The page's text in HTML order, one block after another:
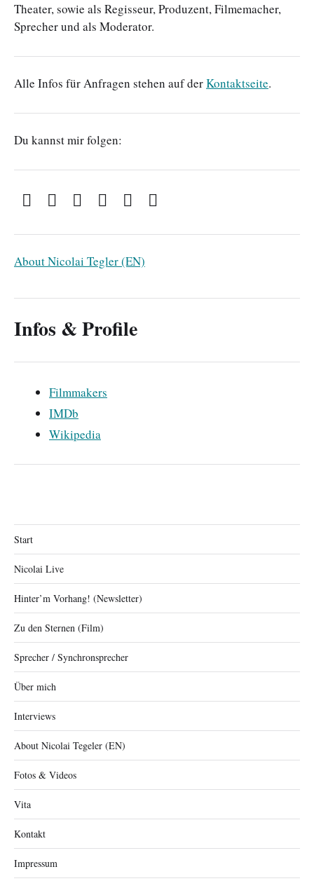
Theater, sowie als Regisseur, Produzent, Filmemacher,
Sprecher und als Moderator.
Alle Infos für Anfragen stehen auf derKontaktseite.
Du kannst mir folgen:
About Nicolai Tegler (EN)
Infos & Profile
Filmmakers
IMDb
Wikipedia
Start
Nicolai Live
Hinter’m Vorhang! (Newsletter)
Zu den Sternen (Film)
Sprecher / Synchronsprecher
Über mich
Interviews
About Nicolai Tegeler (EN)
Fotos & Videos
Vita
Kontakt
Impressum